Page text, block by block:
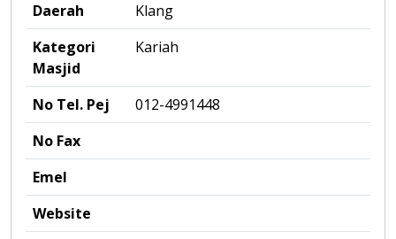
Daerah
Klang
Kategori
Masjid
Kariah
No Tel. Pej
012-4991448
No Fax
Emel
Website